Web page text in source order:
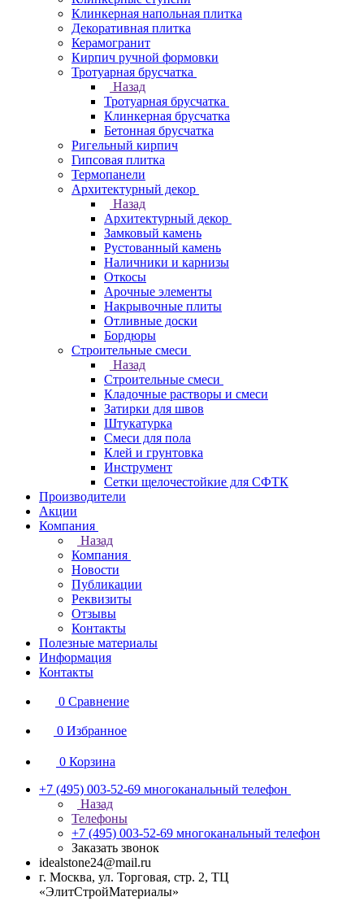
Клинкерная напольная плитка
Декоративная плитка
Керамогранит
Кирпич ручной формовки
Тротуарная брусчатка
Назад
Тротуарная брусчатка
Клинкерная брусчатка
Бетонная брусчатка
Ригельный кирпич
Гипсовая плитка
Термопанели
Архитектурный декор
Назад
Архитектурный декор
Замковый камень
Рустованный камень
Наличники и карнизы
Откосы
Арочные элементы
Накрывочные плиты
Отливные доски
Бордюры
Строительные смеси
Назад
Строительные смеси
Кладочные растворы и смеси
Затирки для швов
Штукатурка
Смеси для пола
Клей и грунтовка
Инструмент
Сетки щелочестойкие для СФТК
Производители
Акции
Компания
Назад
Компания
Новости
Публикации
Реквизиты
Отзывы
Контакты
Полезные материалы
Информация
Контакты
0 Сравнение
0 Избранное
0 Корзина
+7 (495) 003-52-69 многоканальный телефон
Назад
Телефоны
+7 (495) 003-52-69 многоканальный телефон
Заказать звонок
idealstone24@mail.ru
г. Москва, ул. Торговая, стр. 2, ТЦ
«ЭлитСтройМатериалы»